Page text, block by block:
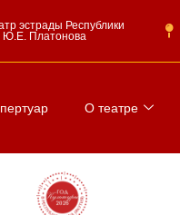
эстрады Республики
Ю.Е. Платонова
О театре